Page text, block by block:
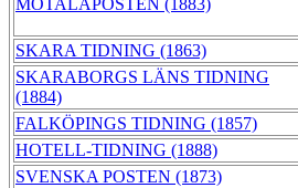
MOTALAPOSTEN (1883)
SKARA TIDNING (1863)
SKARABORGS LÄNS TIDNING
(1884)
FALKÖPINGS TIDNING (1857)
HOTELL-TIDNING (1888)
SVENSKA POSTEN (1873)